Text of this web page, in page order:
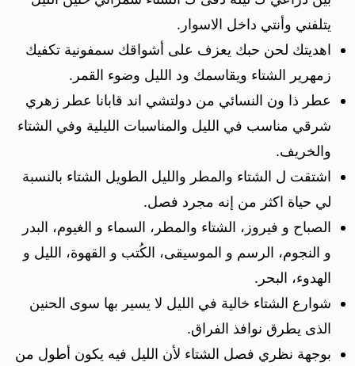
يتلفني وأنتي داخل الاسوار.
اهديتك لحن حبك يعزف على أشواقك سمفونية تكفيك
زمهرير الشتاء ويقاسمك ود الليل وضوء القمر.
عطر ذا ون النسائي من دولتشي اند قابانا عطر زهري
شرقي مناسب في الليل والمناسبات الليلية وفي الشتاء
والخريف.
اشتقت ل الشتاء والمطر والليل الطويل الشتاء بالنسبة
لي حياة اكثر من إنه مجرد فصل.
الصباح و فيروز، الشتاء والمطر، السماء و الغيوم، البدر
و النجوم، الرسم و الموسيقى، الكُتب و القهوة، الليل و
الهدوء، البحر.
شوارع الشتاء خالية في الليل لا يسير بها سوى الحنين
الذى يطرق نوافذ الفراق.
بوجهة نظري فصل الشتاء لأن الليل فيه يكون أطول من